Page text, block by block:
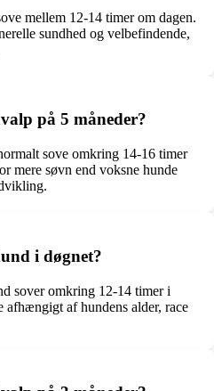
mellem 12-14 timer om dagen.
sundhed og velbefindende,
på 5 måneder?
sove omkring 14-16 timer
mere søvn end voksne hunde
i døgnet?
sover omkring 12-14 timer i
afhængigt af hundens alder, race